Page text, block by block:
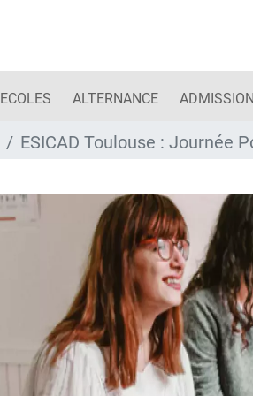
ECOLES ALTERNANCE ADMISSION
ESICAD Toulouse : Journée